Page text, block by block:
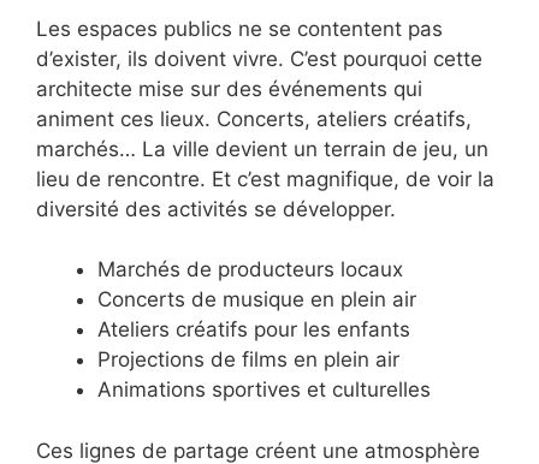
Les espaces publics ne se contentent pas
d’exister, ils doivent vivre. C’est pourquoi cette
architecte mise sur des événements qui
animent ces lieux. Concerts, ateliers créatifs,
marchés… La ville devient un terrain de jeu, un
lieu de rencontre. Et c’est magnifique, de voir la
diversité des activités se développer.
Marchés de producteurs locaux
Concerts de musique en plein air
Ateliers créatifs pour les enfants
Projections de films en plein air
Animations sportives et culturelles
Ces lignes de partage créent une atmosphère